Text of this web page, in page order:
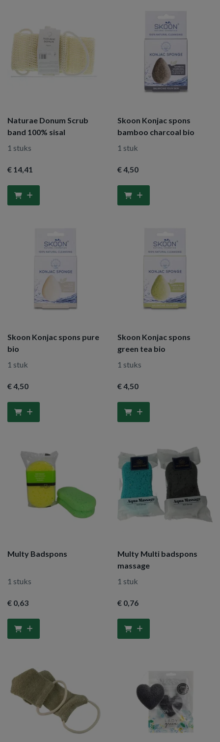
Naturae Donum Scrub
band 100% sisal
1 stuks
€ 14,41
Skoon Konjac spons
bamboo charcoal bio
1 stuk
€ 4,50
Skoon Konjac spons pure
bio
1 stuk
€ 4,50
Skoon Konjac spons
green tea bio
1 stuks
€ 4,50
Multy Badspons
1 stuks
€ 0,63
Multy Multi badspons
massage
1 stuk
€ 0,76